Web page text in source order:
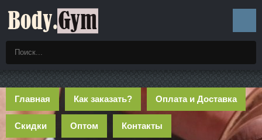
Главная Как заказать? Оплата и Доставка
Скидки Оптом Контакты